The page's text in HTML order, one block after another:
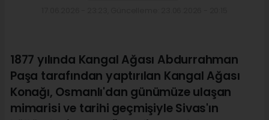
1877 yılında Kangal Ağası Abdurrahman
Paşa tarafından yaptırılan Kangal Ağası
Konağı, Osmanlı'dan günümüze ulaşan
mimarisi ve tarihi geçmişiyle Sivas'ın